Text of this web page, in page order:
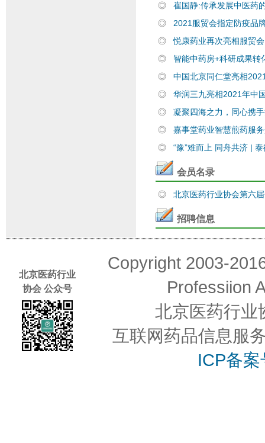
◎ 崔国静:传承发展中医药
◎ 2021服贸会指定防疫
◎悦康药业再次亮相服贸
◎ 智能中药房+科研成果
◎ 中国北京同仁堂亮相
◎ 华润三九亮相2021年中
◎ 凝聚四海之力，同心携
◎ 嘉事堂药业智慧煎药服
◎ “豫”难而上 同舟共济 |
会员名录
◎ 北京医药行业协会第六
招聘信息
北京医药行业
协会 公众号
Copyright 2003-
Professiion
北京医药行业
互联网药品信息服
ICP备